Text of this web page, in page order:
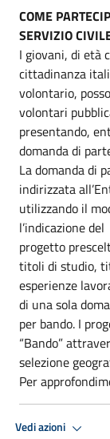
COME
SERVIZIO
I giovani, di età
cittadinanza
volontario,
volontari
presentando,
domanda di
La domanda di
indirizzata
utilizzando il
l’indicazione del
progetto
titoli di studio,
esperienze
di una sola
per bando. I
“Bando”
selezione
Per
Vedi azioni